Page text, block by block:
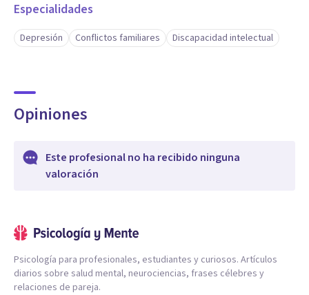
Especialidades
Depresión Conflictos familiares Discapacidad intelectual
Opiniones
Este profesional no ha recibido ninguna
valoración
Psicología para profesionales, estudiantes y curiosos. Artículos
diarios sobre salud mental, neurociencias, frases célebres y
relaciones de pareja.